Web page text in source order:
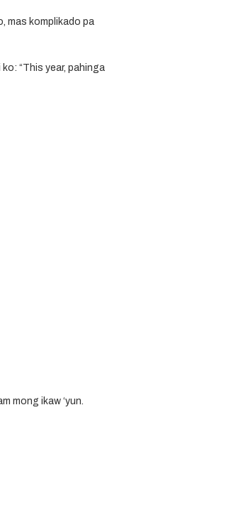
mas komplikado pa
ko: “This year, pahinga
mong ikaw ‘yun.